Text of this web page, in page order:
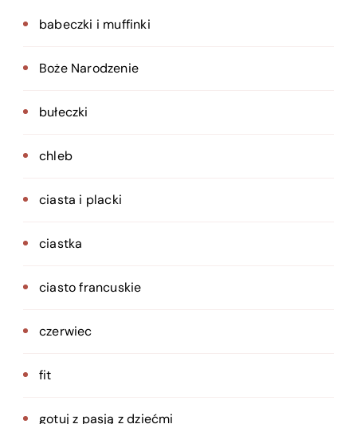
babeczki i muffinki
Boże Narodzenie
bułeczki
chleb
ciasta i placki
ciastka
ciasto francuskie
czerwiec
fit
gotuj z pasją z dziećmi